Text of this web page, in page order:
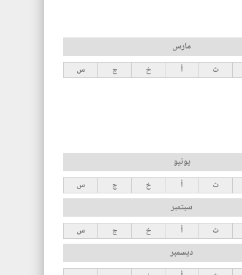
مارس
ث أ خ ج س
يونيو
ث أ خ ج س
سبتمبر
ث أ خ ج س
ديسمبر